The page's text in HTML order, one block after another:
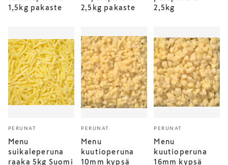
1,5kg pakaste
2,5kg pakaste
2,5kg
PERUNAT
Menu
suikaleperuna
raaka 5kg Suomi
PERUNAT
Menu
kuutioperuna
10mm kypsä
PERUNAT
Menu
kuutioperuna
16mm kypsä